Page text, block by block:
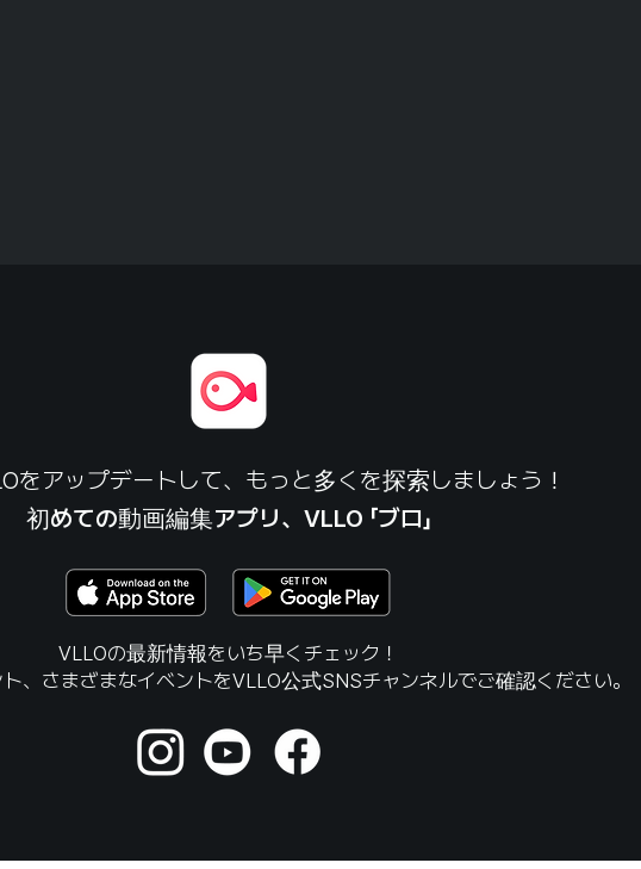
をアップデートして、もっと多くを探索しましょう！
初めての動画編集アプリ、VLLO 「ブロ」
VLLOの最新情報をいち早くチェック！
、さまざまなイベントをVLLO公式SNSチャンネルでご確認ください。